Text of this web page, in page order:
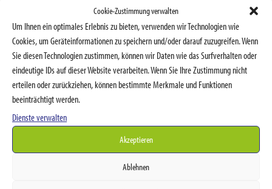
Cookie-Zustimmung verwalten
Um Ihnen ein optimales Erlebnis zu bieten, verwenden wir Technologien wie
Cookies, um Geräteinformationen zu speichern und/oder darauf zuzugreifen. Wenn
Sie diesen Technologien zustimmen, können wir Daten wie das Surfverhalten oder
eindeutige IDs auf dieser Website verarbeiten. Wenn Sie Ihre Zustimmung nicht
erteilen oder zurückziehen, können bestimmte Merkmale und Funktionen
beeinträchtigt werden.
Dienste verwalten
Akzeptieren
Ablehnen